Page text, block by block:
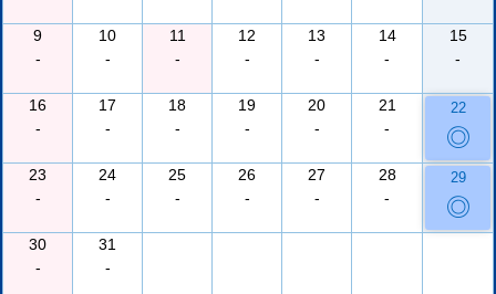
9
-
10
-
11
-
12
-
13
-
14
-
15
-
16
-
17
-
18
-
19
-
20
-
21
-
22
◎
23
-
24
-
25
-
26
-
27
-
28
-
29
◎
30
-
31
-